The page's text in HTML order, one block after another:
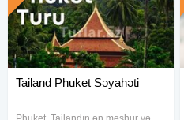
Tailand Phuket Səyahəti